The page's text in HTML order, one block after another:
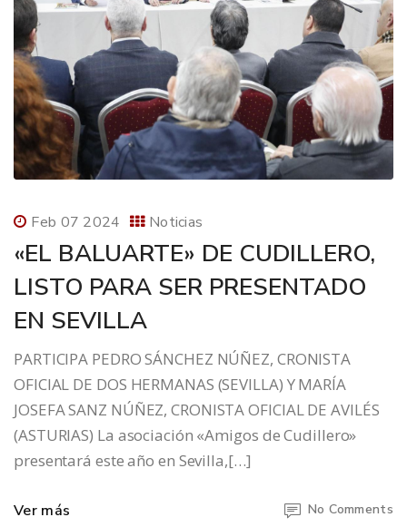
Feb 07 2024 Noticias
«EL BALUARTE» DE CUDILLERO,
LISTO PARA SER PRESENTADO
EN SEVILLA
PARTICIPA PEDRO SÁNCHEZ NÚÑEZ, CRONISTA
OFICIAL DE DOS HERMANAS (SEVILLA) Y MARÍA
JOSEFA SANZ NÚÑEZ, CRONISTA OFICIAL DE AVILÉS
(ASTURIAS) La asociación «Amigos de Cudillero»
presentará este año en Sevilla,[…]
Ver más No Comments